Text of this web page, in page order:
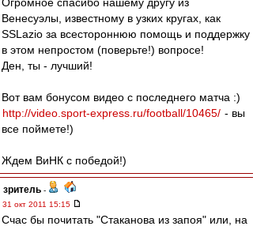
Венесуэлы, известному в узких кругах, как
SSLazio за всестороннюю помощь и поддержку
в этом непростом (поверьте!) вопросе!
Ден, ты - лучший!
Вот вам бонусом видео с последнего матча :)
http://video.sport-express.ru/football/10465/ - вы
все поймете!)
Ждем ВиНК с победой!)
зpитель -
31 окт 2011 15:15
Счас бы почитать "Стаканова из запоя" или, на